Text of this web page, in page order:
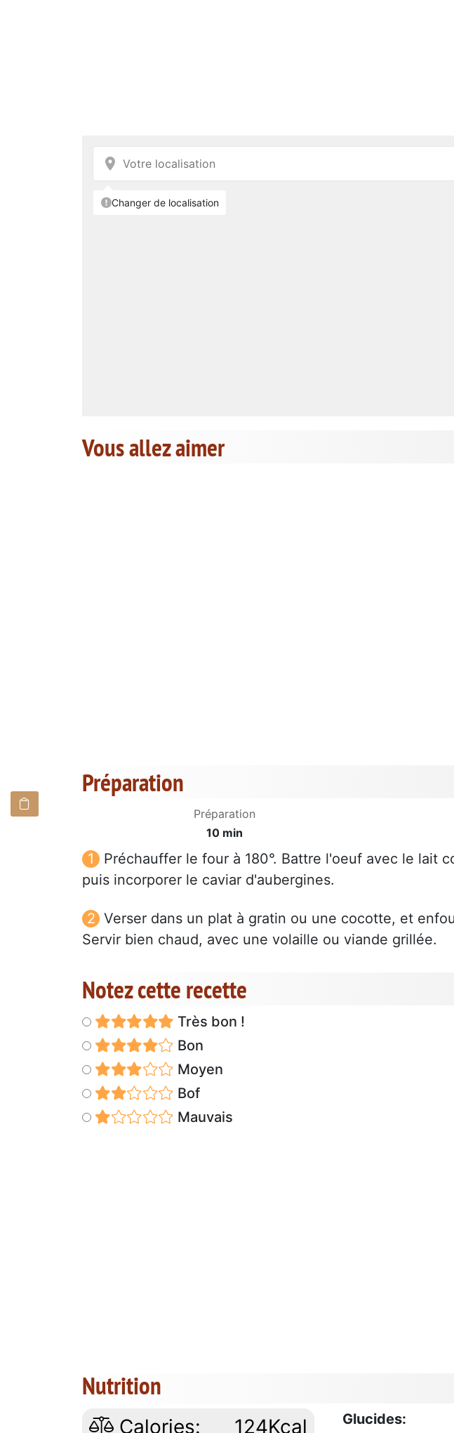
Vous allez aimer
Préparation
Préparation
10 min
Préchauffer le four à 180°. Battre l'oeuf avec le lait
puis incorporer le caviar d'aubergines.
Verser dans un plat à gratin ou une cocotte, et
Servir bien chaud, avec une volaille ou viande grillée.
Notez cette recette
Très bon !
Bon
Moyen
Bof
Mauvais
Nutrition
Calories: 124Kcal Glucides: